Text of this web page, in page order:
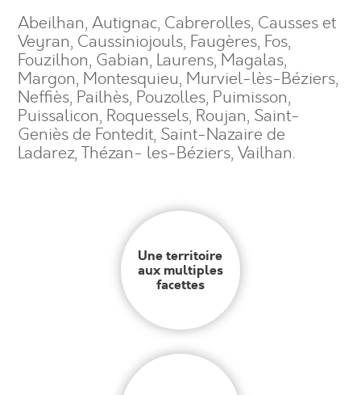
Abeilhan, Autignac, Cabrerolles, Causses et
Veyran, Caussiniojouls, Faugères, Fos,
Fouzilhon, Gabian, Laurens, Magalas,
Margon, Montesquieu, Murviel-lès-Béziers,
Neffiès, Pailhès, Pouzolles, Puimisson,
Puissalicon, Roquessels, Roujan, Saint-
Geniès de Fontedit, Saint-Nazaire de
Ladarez, Thézan- les-Béziers, Vailhan.
Une territoire
aux multiples
facettes